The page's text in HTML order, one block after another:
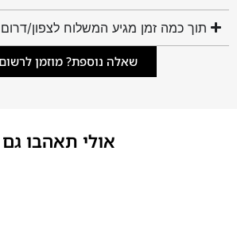
תוך כמה זמן מגיע המשלוח לצפון/
שאלה נוספת? מוזמן
אולי תאהבו גם